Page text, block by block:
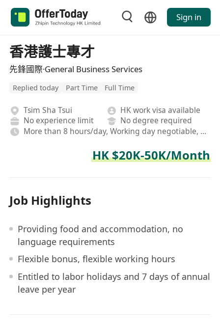
Sign in
香港護士專才
先鋒國際·General Business Services
Replied today Part Time Full Time
Tsim Sha Tsui
HK work visa available
No experience limit
No degree required
More than 8 hours/day, Working day negotiable, Hybrid
HK $20K-50K/Month
Job Highlights
Providing food and accommodation, no
language requirements
Flexible bonus, flexible working hours
Entitled to labor holidays and 7 days of annual
leave per year